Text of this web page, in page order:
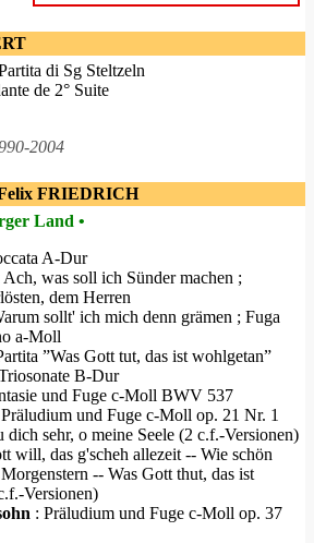
di Sg Steltzeln
de 2° Suite
2004
FRIEDRICH
Land •
A-Dur
Ach, was soll ich Sünder machen ;
dem Herren
sollt' ich mich denn grämen ; Fuga
a-Moll
”Was Gott tut, das ist wohlgetan”
B-Dur
und Fuge c-Moll BWV 537
und Fuge c-Moll op. 21 Nr. 1
dich sehr, o meine Seele (2 c.f.-Versionen)
will, das g'scheh allezeit -- Wie schön
-- Was Gott thut, das ist
Versionen)
: Präludium und Fuge c-Moll op. 37